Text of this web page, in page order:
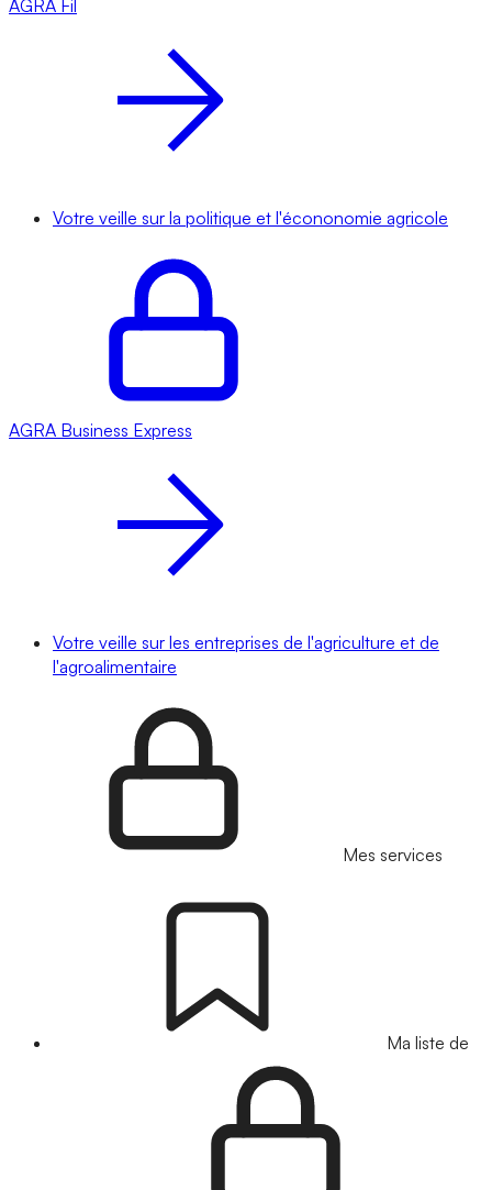
AGRA Fil
Votre veille sur la politique et l'écononomie agricole
AGRA Business Express
Votre veille sur les entreprises de l'agriculture et de
l'agroalimentaire
Mes services
Ma liste de